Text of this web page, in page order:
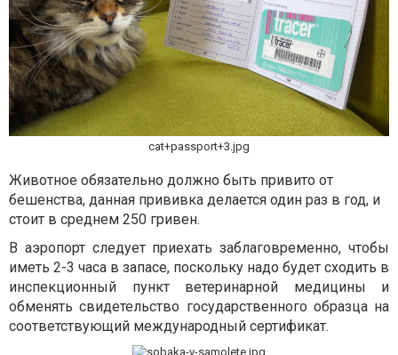
cat+passport+3.jpg
Животное обязательно должно быть привито от
бешенства, данная прививка делается один раз в год, и
стоит в среднем 250 гривен.
В аэропорт следует приехать заблаговременно, чтобы
иметь 2-3 часа в запасе, поскольку надо будет сходить в
инспекционный пункт ветеринарной медицины и
обменять свидетельство государственного образца на
соответствующий международный сертификат.